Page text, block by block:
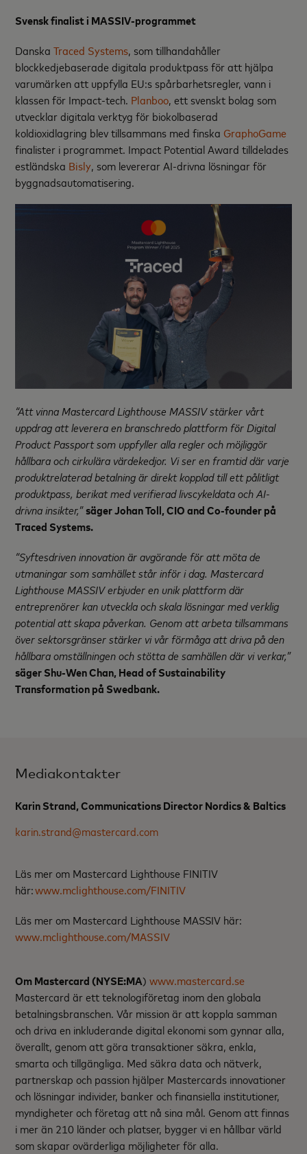
Svensk finalist i MASSIV-programmet
DanskaTraced Systems, som tillhandahåller
blockkedjebaserade digitala produktpass för att hjälpa
varumärken att uppfylla EU:s spårbarhetsregler, vann i
klassen för Impact-tech. Planboo,ett svenskt bolag som
utvecklar digitala verktyg för biokolbaserad
koldioxidlagring blev tillsammans med finska GraphoGame
finalister i programmet. Impact Potential Award tilldelades
estländska Bisly, som levererar AI-drivna lösningar för
byggnadsautomatisering.
“Att vinna Mastercard Lighthouse MASSIV stärker vårt
uppdrag att leverera en branschredo plattform för Digital
Product Passport som uppfyller alla regler och möjliggör
hållbara och cirkulära värdekedjor. Vi ser en framtid där varje
produktrelaterad betalning är direkt kopplad till ett pålitligt
produktpass, berikat med verifierad livscykeldata och AI-
drivna insikter,”säger Johan Toll, CIO and Co-founder på
Traced Systems.
“Syftesdriven innovation är avgörande för att möta de
utmaningar som samhället står inför i dag. Mastercard
Lighthouse MASSIV erbjuder en unik plattform där
entreprenörer kan utveckla och skala lösningar med verklig
potential att skapa påverkan. Genom att arbeta tillsammans
över sektorsgränser stärker vi vår förmåga att driva på den
hållbara omställningen och stötta de samhällen där vi verkar,”
säger Shu-Wen Chan, Head of Sustainability
Transformation på Swedbank.
Mediakontakter
Karin Strand, Communications Director Nordics & Baltics
karin.strand@mastercard.com
Läs mer om Mastercard Lighthouse FINITIV
här:www.mclighthouse.com/FINITIV
Läs mer om Mastercard Lighthouse MASSIV här:
www.mclighthouse.com/MASSIV
Om Mastercard (NYSE:MA)www.mastercard.se
Mastercard är ett teknologiföretag inom den globala
betalningsbranschen. Vår mission är att koppla samman
och driva en inkluderande digital ekonomi som gynnar alla,
överallt, genom att göra transaktioner säkra, enkla,
smarta och tillgängliga. Med säkra data och nätverk,
partnerskap och passion hjälper Mastercards innovationer
och lösningar individer, banker och finansiella institutioner,
myndigheter och företag att nå sina mål. Genom att finnas
i mer än 210 länder och platser, bygger vi en hållbar värld
som skapar ovärderliga möjligheter för alla.